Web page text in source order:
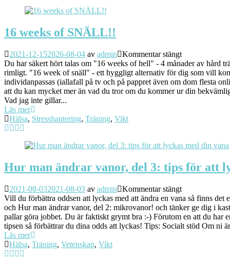
16 weeks of SNÄLL!!
2021-12-152026-08-04 av admin
Kommentar stängt
Du har säkert hört talas om "16 weeks of hell" - 4 månader av hård
rimligt. "16 week of snäll" - ett hyggligt alternativ för dig som vill
individanpassas (iallafall på tv och på pappret även om dom flesta
att du kan mycket mer än vad du tror om du kommer ur din
Vad jag inte gillar...
Läs mer
Hälsa, Stresshantering, Träning, Vikt
Hur man ändrar vanor, del 3: tips för att
2021-08-032021-08-03 av admin
Kommentar stängt
Vill du förbättra oddsen att lyckas med att ändra en vana så finns
och Hur man ändrar vanor, del 2: mikrovanor! och tänker ge dig i
pallar göra jobbet. Du är faktiskt grymt bra :-) Förutom en att du har
tipsen så förbättrar du dina odds att lyckas! Tips: Socialt stöd Om ni
Läs mer
Hälsa, Träning, Vetenskap, Vikt